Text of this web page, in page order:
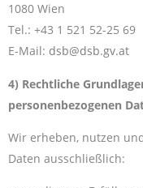
1080 Wien
Tel.: +43 1 521 52-25 69
E-Mail: dsb@dsb.gv.at
4) Rechtliche
personenbezogenen
Wir erheben, nutzen
Daten ausschließlich: